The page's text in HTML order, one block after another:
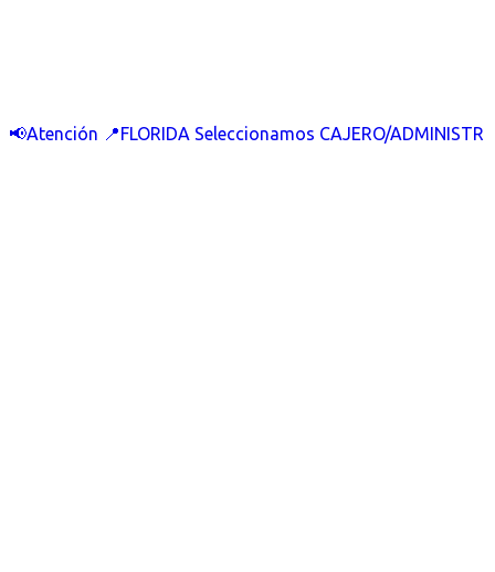
📢Atención 📍FLORIDA Seleccionamos CAJERO/ADMINISTR